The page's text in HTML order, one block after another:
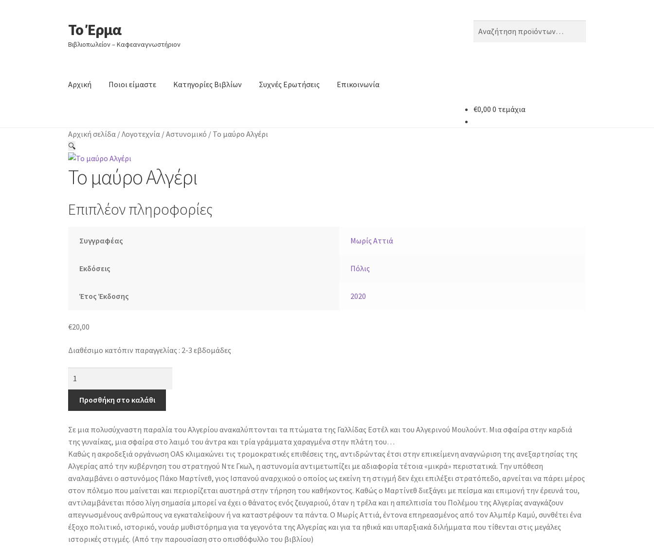
Απευθείας
μετάβαση
στην
Μετάβαση
σε
περιεχόμενο
Το Έρμα
Βιβλιοπωλείον – Καφεαναγνωστήριον
Αναζήτηση
Αναζήτηση
Αρχική Ποιοι είμαστε Κατηγορίες Βιβλίων Συχνές Ερωτήσεις Επικοινωνία
€0,00 0 τεμάχια
Αρχική σελίδα /Λογοτεχνία /Αστυνομικό / Το μαύρο Αλγέρι
🔍
Το μαύρο Αλγέρι
Επιπλέον πληροφορίες
Συγγραφέας Μωρίς Αττιά
Εκδόσεις Πόλις
Έτος Έκδοσης 2020
€20,00
Διαθέσιμο κατόπιν παραγγελίας : 2-3 εβδομάδες
Αλγέρι
ποσότητα
Προσθήκη στο καλάθι
Σε μια πολυσύχναστη παραλία του Αλγερίου ανακαλύπτονται τα πτώματα της Γαλλίδας Εστέλ και του Αλγερινού Μουλούντ. Μια σφαίρα στην καρδιά
της γυναίκας, μια σφαίρα στο λαιμό του άντρα και τρία γράμματα χαραγμένα στην πλάτη του…
Καθώς η ακροδεξιά οργάνωση OAS κλιμακώνει τις τρομοκρατικές επιθέσεις της, αντιδρώντας έτσι στην επικείμενη αναγνώριση της ανεξαρτησίας της
Αλγερίας από την κυβέρνηση του στρατηγού Ντε Γκωλ, η αστυνομία αντιμετωπίζει με αδιαφορία τέτοια «μικρά» περιστατικά. Την υπόθεση
αναλαμβάνει ο αστυνόμος Πάκο Μαρτίνεθ, γιος Ισπανού αναρχικού ο οποίος ως εκείνη τη στιγμή δεν έχει επιλέξει στρατόπεδο, αρνείται να πάρει μέρος
στον πόλεμο που μαίνεται και περιορίζεται αυστηρά στην τήρηση του καθήκοντος. Καθώς ο Μαρτίνεθ διεξάγει με πείσμα και επιμονή την έρευνά του,
αντιλαμβάνεται πόσο λίγη σημασία μπορεί να έχει ο θάνατος ενός ζευγαριού, όταν η τρέλα και η απελπισία του Πολέμου της Αλγερίας αναγκάζουν
απεγνωσμένους ανθρώπους να εγκαταλείψουν ή να καταστρέψουν τα πάντα. Ο Μωρίς Αττιά, έντονα επηρεασμένος από τον Αλμπέρ Καμύ, συνθέτει ένα
έξοχο πολιτικό, ιστορικό, νουάρ μυθιστόρημα για τα γεγονότα της Αλγερίας και για τα ηθικά και υπαρξιακά διλήμματα που τίθενται στις μεγάλες
ιστορικές στιγμές. (Από την παρουσίαση στο οπισθόφυλλο του βιβλίου)